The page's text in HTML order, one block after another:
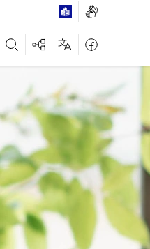
Select Language